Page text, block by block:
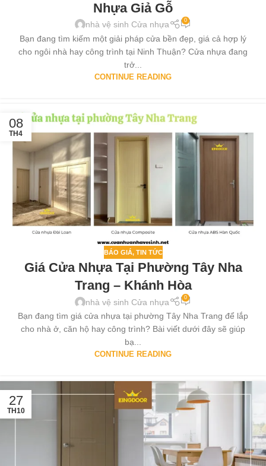
Nhựa Giả Gỗ
nhà vệ sinh Cửa nhựa 0
Bạn đang tìm kiếm một giải pháp cửa bền đẹp, giá cả hợp lý
cho ngôi nhà hay công trình tại Ninh Thuận? Cửa nhựa đang
trở...
CONTINUE READING
08
TH4
BÁO GIÁ, TIN TỨC
Giá Cửa Nhựa Tại Phường Tây Nha
Trang – Khánh Hòa
nhà vệ sinh Cửa nhựa 0
Bạn đang tìm giá cửa nhựa tại phường Tây Nha Trang để lắp
cho nhà ở, căn hộ hay công trình? Bài viết dưới đây sẽ giúp
bạ...
CONTINUE READING
27
TH10